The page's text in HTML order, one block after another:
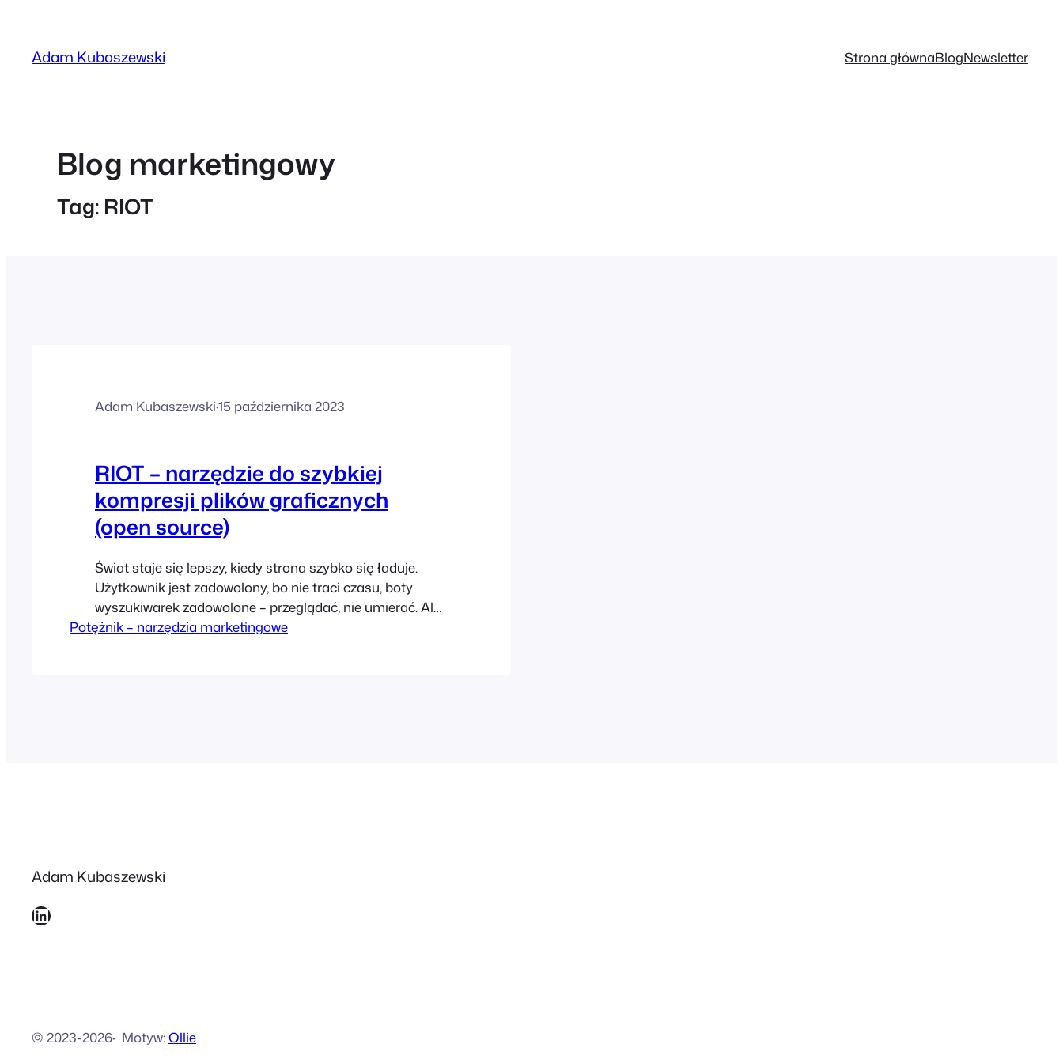
treściAdam Kubaszewski Strona głównaBlogNewsletter
Blog marketingowy
Tag: RIOT
Adam Kubaszewski·15 października 2023
RIOT – narzędzie do szybkiej
kompresji plików graficznych
(open source)
Świat staje się lepszy, kiedy strona szybko się ładuje.
Użytkownik jest zadowolony, bo nie traci czasu, boty
wyszukiwarek zadowolone – przeglądać, nie umierać. Ale
z różnych względów czasami przyspieszenie ociężałej
Potężnik – narzędzia marketingowe
Adam Kubaszewski
LinkedIn
© 2023-2026· Motyw:Ollie